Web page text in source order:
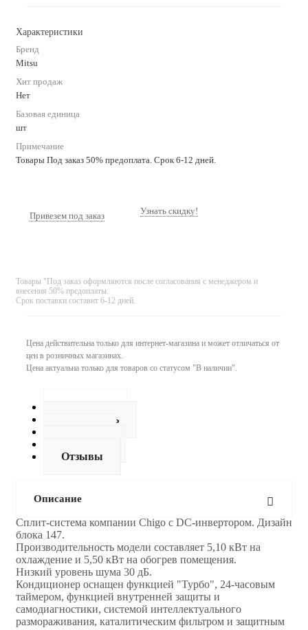
Характеристики
Бренд
Mitsu
Хит продаж
Нет
Базовая единица
шт
Примечание
Товары Под заказ 50% предоплата. Срок 6-12 дней.
Привезем под заказ Узнать скидку!
Товары "Под заказ оформляются после согласования с менеджером и
внесения 50% предоплаты.
Срок поставки составит 6-12 дней.
Цена действительна только для интернет-магазина и может отличаться от
цен в розничных магазинах.
Цена актуальна только для товаров со статусом "В наличии".
Как купить
Отзывы
Описание
Сплит-система компании Chigo с DC-инвертором. Дизайн
блока 147.
Производительность модели составляет 5,10 кВт на
охлаждение и 5,50 кВт на обогрев помещения.
Низкий уровень шума 30 дБ.
Кондиционер оснащен функцией "Турбо", 24-часовым
таймером, функцией внутренней защиты и
самодиагностики, системой интеллектуального
размораживания, каталитическим фильтром и защитным